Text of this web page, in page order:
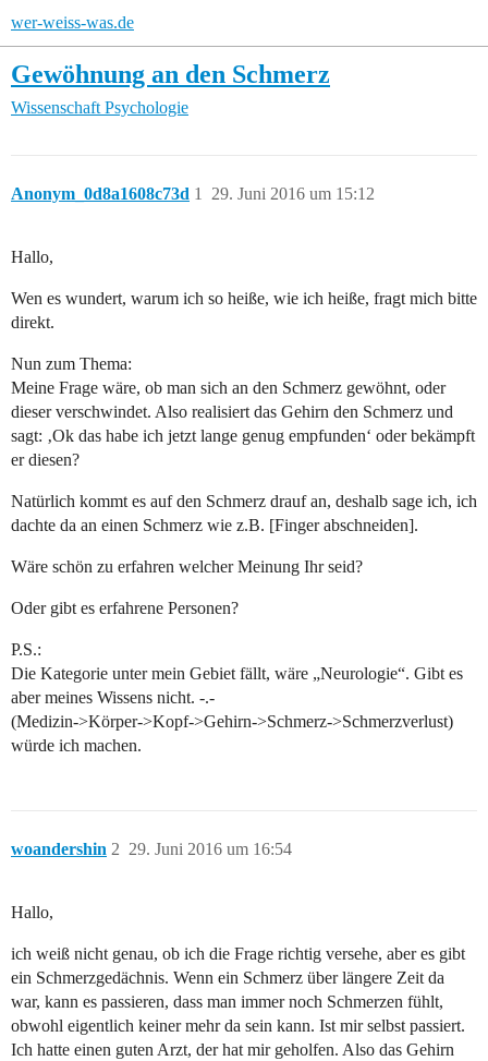
wer-weiss-was.de
Gewöhnung an den Schmerz
Wissenschaft Psychologie
Anonym_0d8a1608c73d 29. Juni 2016 um 15:12
1
Hallo,
Wen es wundert, warum ich so heiße, wie ich heiße, fragt mich bitte
direkt.
Nun zum Thema:
Meine Frage wäre, ob man sich an den Schmerz gewöhnt, oder
dieser verschwindet. Also realisiert das Gehirn den Schmerz und
sagt: ‚Ok das habe ich jetzt lange genug empfunden‘ oder bekämpft
er diesen?
Natürlich kommt es auf den Schmerz drauf an, deshalb sage ich, ich
dachte da an einen Schmerz wie z.B. [Finger abschneiden].
Wäre schön zu erfahren welcher Meinung Ihr seid?
Oder gibt es erfahrene Personen?
P.S.:
Die Kategorie unter mein Gebiet fällt, wäre „Neurologie“. Gibt es
aber meines Wissens nicht. -.-
(Medizin->Körper->Kopf->Gehirn->Schmerz->Schmerzverlust)
würde ich machen.
woandershin 29. Juni 2016 um 16:54
2
Hallo,
ich weiß nicht genau, ob ich die Frage richtig versehe, aber es gibt
ein Schmerzgedächnis. Wenn ein Schmerz über längere Zeit da
war, kann es passieren, dass man immer noch Schmerzen fühlt,
obwohl eigentlich keiner mehr da sein kann. Ist mir selbst passiert.
Ich hatte einen guten Arzt, der hat mir geholfen. Also das Gehirn